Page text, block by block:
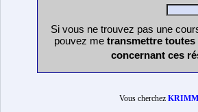
Si vous ne trouvez pas une
pouvez me transmettre
concernant ces
Vous cherchez